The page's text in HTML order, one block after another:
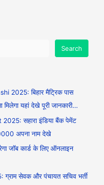
Search
2025: बिहार मैट्रिक पास
मिलेगा यहां देखे पूरी जानकारी…
सहारा इंडिया बैंक पेमेंट
अपना नाम देखे
जॉब कार्ड के लिए ऑनलाइन
सेवक और पंचायत सचिव भर्ती